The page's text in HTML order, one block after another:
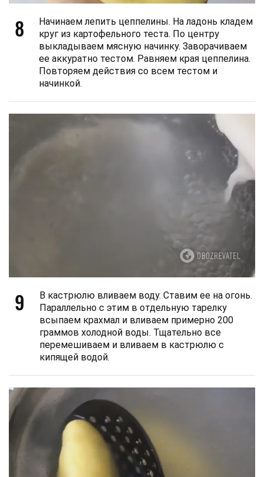
8
Начинаем лепить цеппелины. На ладонь кладем
круг из картофельного теста. По центру
выкладываем мясную начинку. Заворачиваем
ее аккуратно тестом. Равняем края цеппелина.
Повторяем действия со всем тестом и
начинкой.
9
В кастрюлю вливаем воду. Ставим ее на огонь.
Параллельно с этим в отдельную тарелку
всыпаем крахмал и вливаем примерно 200
граммов холодной воды. Тщательно все
перемешиваем и вливаем в кастрюлю с
кипящей водой.